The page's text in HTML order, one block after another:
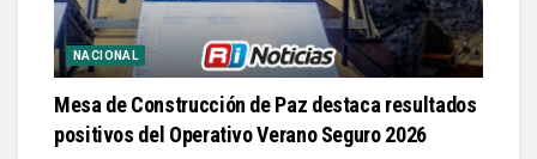
NACIONAL
Mesa de Construcción de Paz destaca resultados
positivos del Operativo Verano Seguro 2026